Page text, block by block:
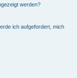
werden?
ich aufgefordert, mich